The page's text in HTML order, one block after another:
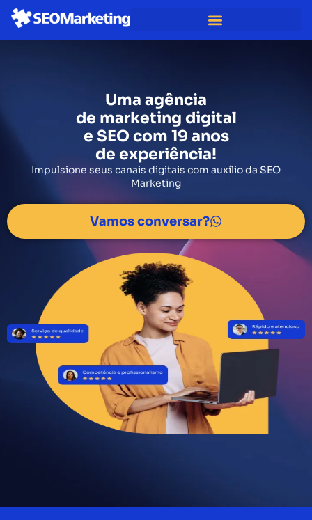
Uma agência
de marketing digital
e SEO com 19 anos
de experiência!
Impulsione seus canais digitais com auxílio da SEO
Marketing
Vamos conversar?